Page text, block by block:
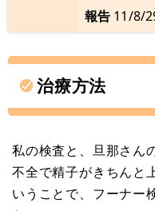
報告 11/8/
治療方法
私の検査と、旦那さん
不全で精子がきちんと
いうことで、フーナー